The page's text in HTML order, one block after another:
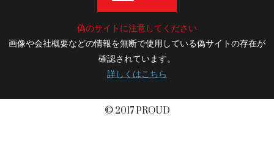
偽のサイトに注意してください
画像や会社概要などの情報を無断で使用している偽サイトの存在が
確認されています。
詳しくはこちら
© 2017 PROUD